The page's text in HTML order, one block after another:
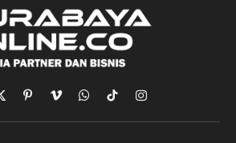
PinterestVimeoWhatsApp
TikTokInstagram